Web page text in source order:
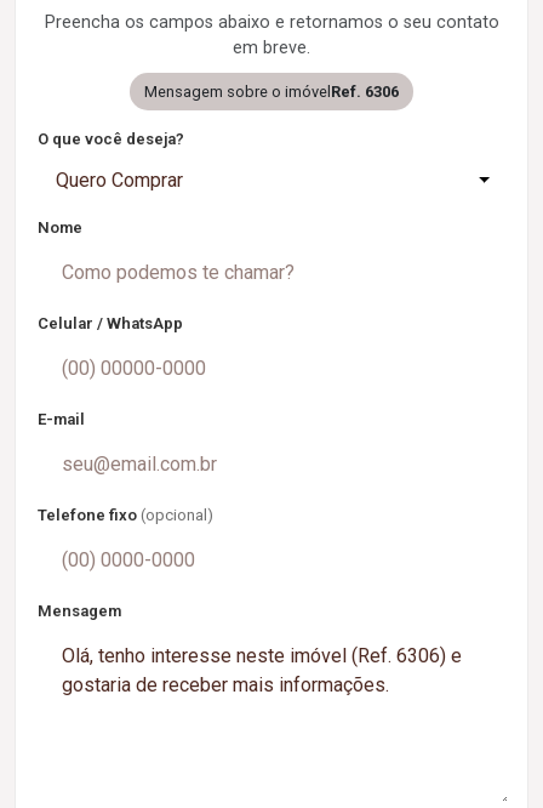
Preencha os campos abaixo e retornamos o seu contato
em breve.
Mensagem sobre o imóvel Ref. 6306
O que você deseja?
Quero Comprar
Nome
Celular / WhatsApp
E-mail
Telefone fixo (opcional)
Mensagem